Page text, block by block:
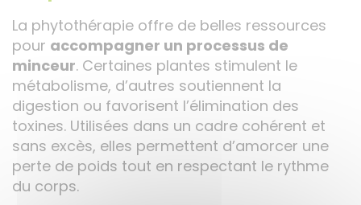
La phytothérapie offre de belles ressources
pour accompagner un processus de
minceur. Certaines plantes stimulent le
métabolisme, d’autres soutiennent la
digestion ou favorisent l’élimination des
toxines. Utilisées dans un cadre cohérent et
sans excès, elles permettent d’amorcer une
perte de poids tout en respectant le rythme
du corps.